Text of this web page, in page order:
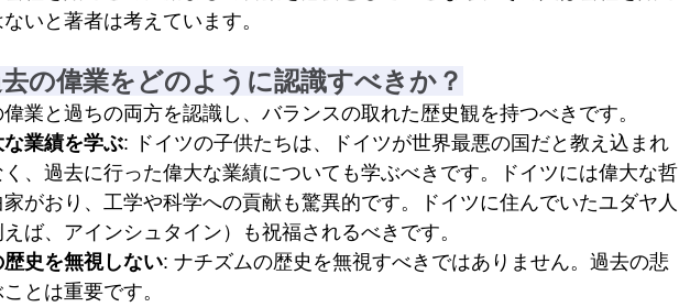
いと著者は考えています。
去の偉業をどのように認識すべきか？
偉業と過ちの両方を認識し、バランスの取れた歴史観を持つべきです。
業績を学ぶ: ドイツの子供たちは、ドイツが世界最悪の国だと教え込まれ
く、過去に行った偉大な業績についても学ぶべきです。ドイツには偉大な哲
がおり、工学や科学への貢献も驚異的です。ドイツに住んでいたユダヤ人
ば、アインシュタイン）も祝福されるべきです。
史を無視しない: ナチズムの歴史を無視すべきではありません。過去の悲
とは重要です。